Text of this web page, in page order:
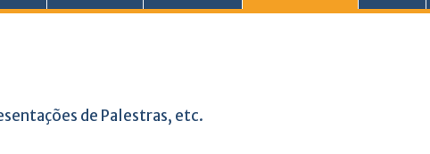
de Palestras, etc.